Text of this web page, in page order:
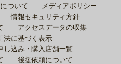
ついて
メディアポリシー
情報セキュリティ方針
アクセスデータの収集
法に基づく表示
し込み・購入店舗一覧
後援依頼について